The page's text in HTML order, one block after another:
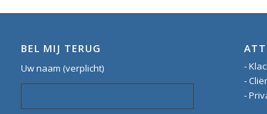
BEL MIJ TERUG
Uw naam (verplicht)
-
-
-